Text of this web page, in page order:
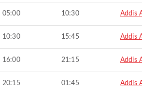
05:00 10:30 Addis
10:30 15:45 Addis
16:00 21:15 Addis
20:15 01:45 Addis